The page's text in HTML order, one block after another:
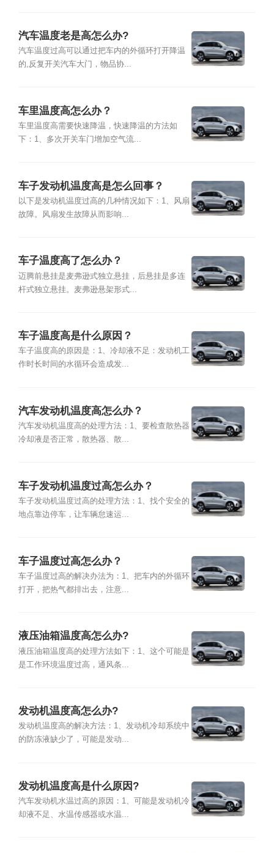
汽车温度老是高怎么办?
汽车温度过高可以通过把车内的外循环打开降温
的,反复开关汽车大门，物品协...
车里温度高怎么办？
车里温度高需要快速降温，快速降温的方法如
下：1、多次开关车门增加空气流...
车子发动机温度高是怎么回事？
以下是发动机温度过高的几种情况如下：1、风扇
故障。风扇发生故障从而影响...
车子温度高了怎么办？
迈腾前悬挂是麦弗逊式独立悬挂，后悬挂是多连
杆式独立悬挂。麦弗逊悬架形式...
车子温度高是什么原因？
车子温度高的原因是：1、冷却液不足：发动机工
作时长时间的水循环会造成发...
汽车发动机温度高怎么办？
汽车发动机温度高的处理方法：1、要检查散热器
冷却液是否正常，散热器、散...
车子发动机温度过高怎么办？
车子发动机温度过高的处理方法：1、找个安全的
地点靠边停车，让车辆怠速运...
车子温度过高怎么办？
车子温度过高的解决办法为：1、把车内的外循环
打开，把热气都排出去，注意...
液压油箱温度高怎么办?
液压油箱温度高的处理方法如下：1、这个可能是
是工作环境温度过高，通风条...
发动机温度高怎么办?
发动机温度高的解决方法：1、发动机冷却系统中
的防冻液缺少了，可能是发动...
发动机温度高是什么原因?
汽车发动机水温过高的原因：1、可能是发动机冷
却液不足、水温传感器或水温...